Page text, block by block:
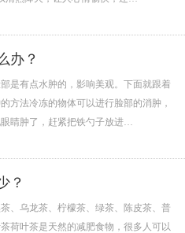
办？
是有点水肿的，影响美观。下面就跟着
方法冷冻的物体可以进行脸部的消肿，
睛肿了，赶紧把铁勺子放进…
？
、乌龙茶、柠檬茶、绿茶、陈皮茶、普
荷叶茶是天然的减肥食物，很多人可以